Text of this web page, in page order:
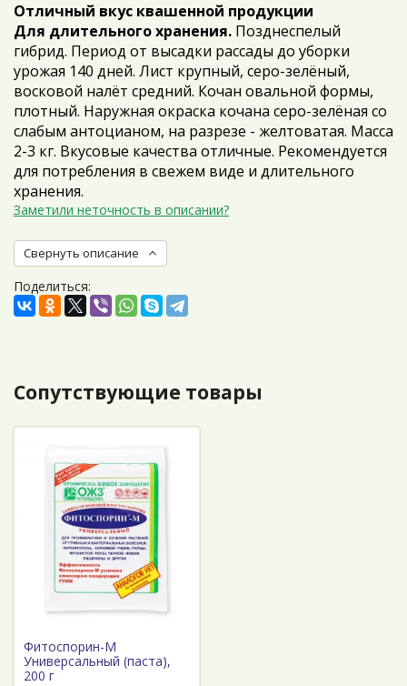
Отличный вкус квашенной продукции
Для длительного хранения. Позднеспелый
гибрид. Период от высадки рассады до уборки
урожая 140 дней. Лист крупный, серо-зелёный,
восковой налёт средний. Кочан овальной формы,
плотный. Наружная окраска кочана серо-зелёная со
слабым антоцианом, на разрезе - желтоватая. Масса
2-3 кг. Вкусовые качества отличные. Рекомендуется
для потребления в свежем виде и длительного
хранения.
Заметили неточность в описании?
Свернуть описание
Поделиться:
Сопутствующие товары
Фитоспорин-М
Универсальный (паста),
200 г